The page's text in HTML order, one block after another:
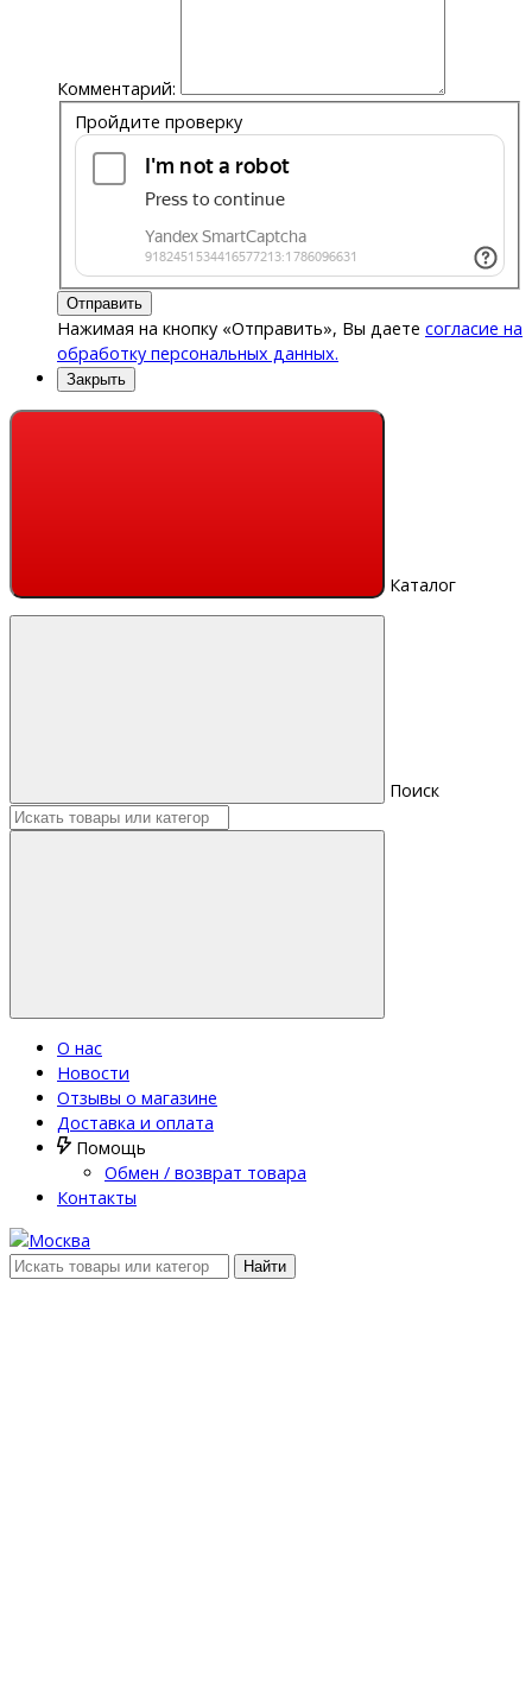
Комментарий:
Пройдите проверку
Отправить
Нажимая на кнопку «Отправить», Вы даете согласие на
обработку персональных данных.
Закрыть
Каталог
Поиск
О нас
Новости
Отзывы о магазине
Доставка и оплата
Помощь
Обмен / возврат товара
Контакты
Найти